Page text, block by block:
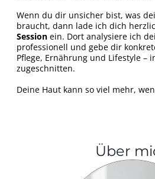
Wenn du dir unsicher bist, was
braucht, dann lade ich dich
Session ein. Dort analysiere ich
professionell und gebe dir
Pflege, Ernährung und Lifestyle –
zugeschnitten.
Deine Haut kann so viel mehr,
Über